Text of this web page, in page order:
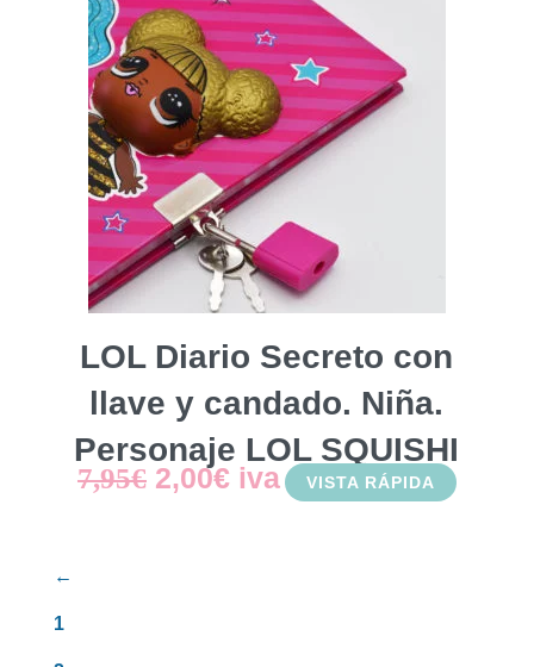
LOL Diario Secreto con
llave y candado. Niña.
Personaje LOL SQUISHI
7,95€ El
2,00€Eliva VISTA RÁPIDA
←
1